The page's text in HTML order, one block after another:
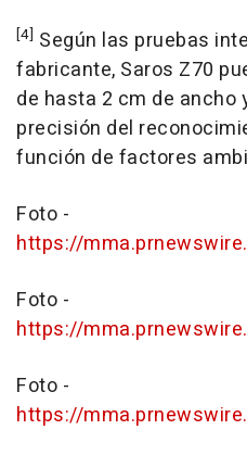
[4] Según las pruebas
fabricante, Saros Z70
de hasta 2 cm de ancho
precisión del
función de factores
Foto -
https://
Foto -
https://
Foto -
https://